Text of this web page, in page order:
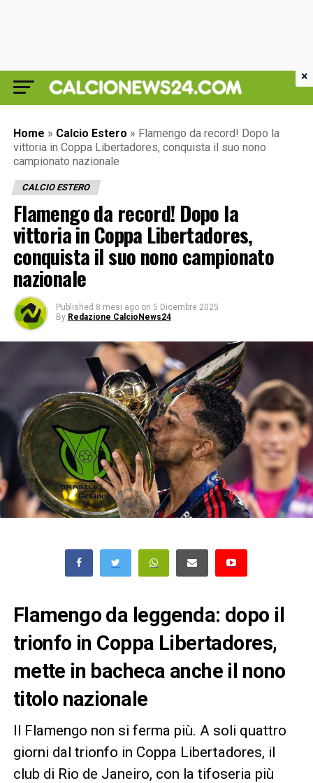
Home » Calcio Estero » Flamengo da record! Dopo la
vittoria in Coppa Libertadores, conquista il suo nono
campionato nazionale
CALCIO ESTERO
Flamengo da record! Dopo la
vittoria in Coppa Libertadores,
conquista il suo nono campionato
nazionale
Published 8 mesi ago on 5 Dicembre 2025
By Redazione CalcioNews24
Flamengo da leggenda: dopo il
trionfo in Coppa Libertadores,
mette in bacheca anche il nono
titolo nazionale
Il Flamengo non si ferma più. A soli quattro
giorni dal trionfo in Coppa Libertadores, il
club di Rio de Janeiro, con la tifoseria più
×